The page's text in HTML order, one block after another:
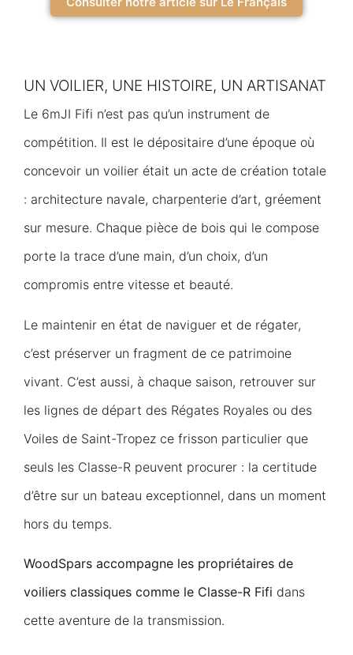
UN VOILIER, UNE HISTOIRE, UN ARTISANAT
Le 6mJI Fifi n’est pas qu’un instrument de
compétition. Il est le dépositaire d’une époque où
concevoir un voilier était un acte de création totale
: architecture navale, charpenterie d’art, gréement
sur mesure. Chaque pièce de bois qui le compose
porte la trace d’une main, d’un choix, d’un
compromis entre vitesse et beauté.
Le maintenir en état de naviguer et de régater,
c’est préserver un fragment de ce patrimoine
vivant. C’est aussi, à chaque saison, retrouver sur
les lignes de départ des Régates Royales ou des
Voiles de Saint-Tropez ce frisson particulier que
seuls les Classe-R peuvent procurer : la certitude
d’être sur un bateau exceptionnel, dans un moment
hors du temps.
WoodSpars accompagne les propriétaires de
voiliers classiques comme le Classe-R Fifi dans
cette aventure de la transmission.